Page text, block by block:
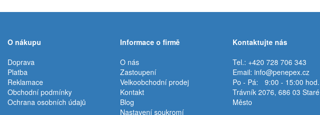
O nákupu
Doprava
Platba
Reklamace
Obchodní podmínky
Ochrana osobních údajů
Informace o firmě
O nás
Zastoupení
Velkoobchodní prodej
Kontakt
Blog
Nastavení soukromí
Kontaktujte nás
Tel.: +420 728 706 343
Email: info@penepex.cz
Po - Pá:
9:00 - 15:00 hod.
Trávník 2076, 686 03 Staré
Město